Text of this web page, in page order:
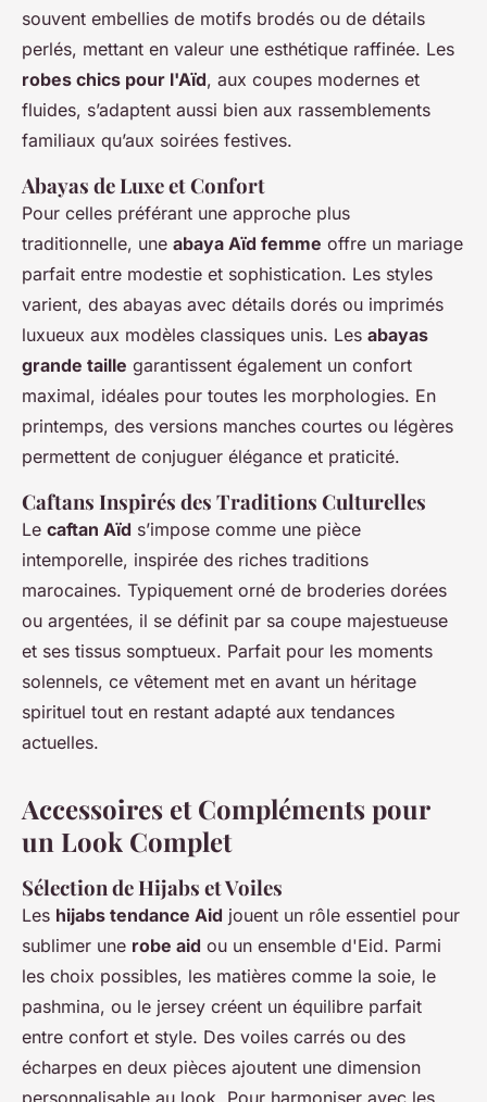
souvent embellies de motifs brodés ou de détails
perlés, mettant en valeur une esthétique raffinée. Les
robes chics pour l'Aïd, aux coupes modernes et
fluides, s’adaptent aussi bien aux rassemblements
familiaux qu’aux soirées festives.
Abayas de Luxe et Confort
Pour celles préférant une approche plus
traditionnelle, une abaya Aïd femme offre un mariage
parfait entre modestie et sophistication. Les styles
varient, des abayas avec détails dorés ou imprimés
luxueux aux modèles classiques unis. Les abayas
grande taille garantissent également un confort
maximal, idéales pour toutes les morphologies. En
printemps, des versions manches courtes ou légères
permettent de conjuguer élégance et praticité.
Caftans Inspirés des Traditions Culturelles
Le caftan Aïd s’impose comme une pièce
intemporelle, inspirée des riches traditions
marocaines. Typiquement orné de broderies dorées
ou argentées, il se définit par sa coupe majestueuse
et ses tissus somptueux. Parfait pour les moments
solennels, ce vêtement met en avant un héritage
spirituel tout en restant adapté aux tendances
actuelles.
Accessoires et Compléments pour
un Look Complet
Sélection de Hijabs et Voiles
Les hijabs tendance Aid jouent un rôle essentiel pour
sublimer une robe aid ou un ensemble d'Eid. Parmi
les choix possibles, les matières comme la soie, le
pashmina, ou le jersey créent un équilibre parfait
entre confort et style. Des voiles carrés ou des
écharpes en deux pièces ajoutent une dimension
personnalisable au look. Pour harmoniser avec les